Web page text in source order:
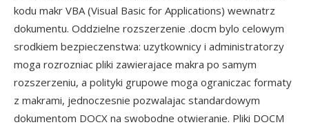
kodu makr VBA (Visual Basic for Applications) wewnatrz
dokumentu. Oddzielne rozszerzenie .docm bylo celowym
srodkiem bezpieczenstwa: uzytkownicy i administratorzy
moga rozrozniac pliki zawierajace makra po samym
rozszerzeniu, a polityki grupowe moga ograniczac formaty
z makrami, jednoczesnie pozwalajac standardowym
dokumentom DOCX na swobodne otwieranie. Pliki DOCM